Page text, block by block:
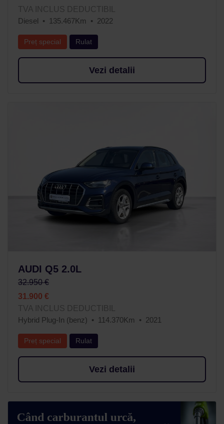
TVA INCLUS DEDUCTIBIL
Diesel
135.467Km 2022
Preț special Rulat
Vezi detalii
AUDI Q5 2.0L
32.950 €
31.900 €
TVA INCLUS DEDUCTIBIL
Hybrid Plug-In (benz)
114.370Km 2021
Preț special Rulat
Vezi detalii